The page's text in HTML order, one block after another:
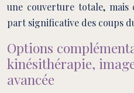
une couverture totale, mais
part significative des coups
Options
kinésithérapie,
avancée